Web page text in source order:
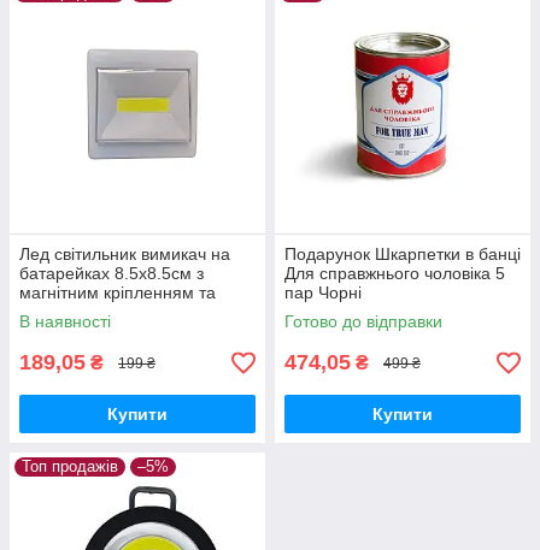
Лед світильник вимикач на
батарейках 8.5х8.5см з
магнітним кріпленням та
липучкою/лед ліхтар
В наявності
189,05 ₴ 199 ₴
Купити
Подарунок Шкарпетки в банці
Для справжнього чоловіка 5
пар Чорні
Готово до відправки
474,05 ₴ 499 ₴
Купити
Топ продажів –5%